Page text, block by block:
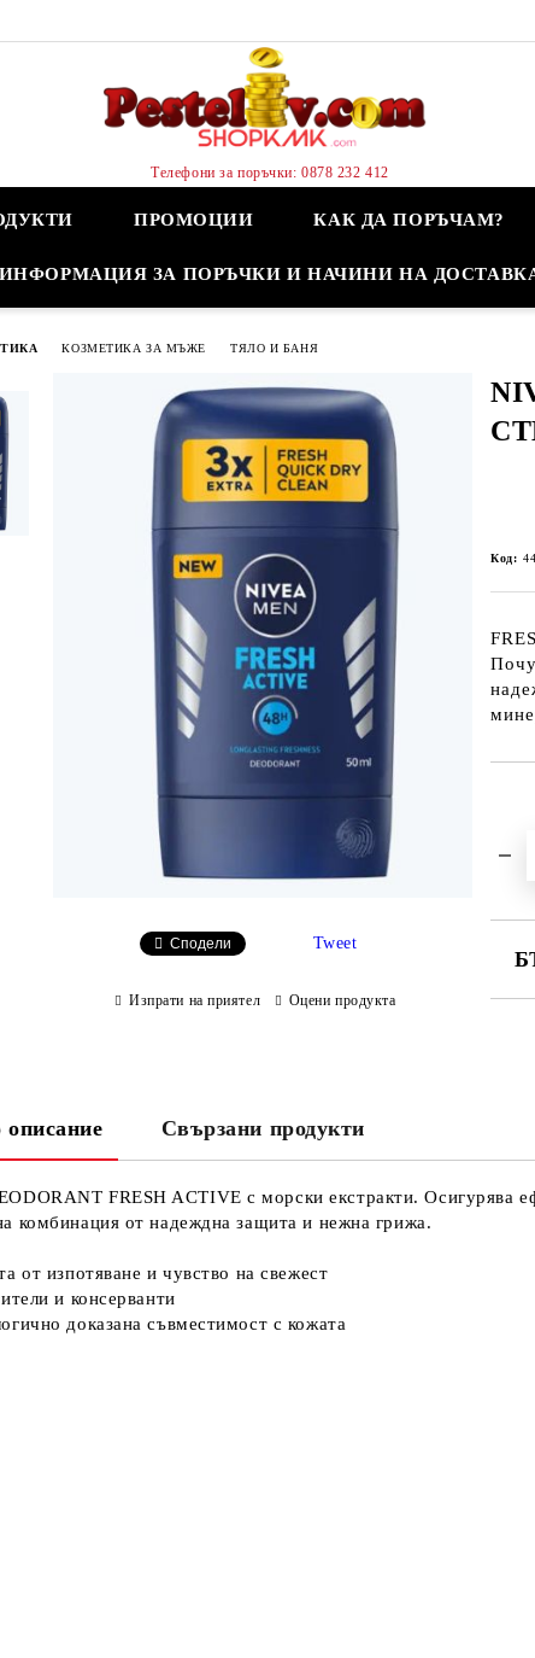
Телефони за поръчки: 0878 232 412
ПРОМОЦИИ КАК ДА ПОРЪЧАМ?
ИНФОРМАЦИЯ ЗА ПОРЪЧКИ И НАЧИНИ НА
КОЗМЕТИКА ЗА МЪЖЕ ТЯЛО И БАНЯ
Код:
Сподели Tweet
Изпрати на приятел Оцени продукта
описание Свързани продукти
FRESH ACTIVE с морски екстракти. Осигурява
комбинация от надеждна защита и нежна грижа.
от изпотяване и чувство на свежест
и консерванти
доказана съвместимост с кожата